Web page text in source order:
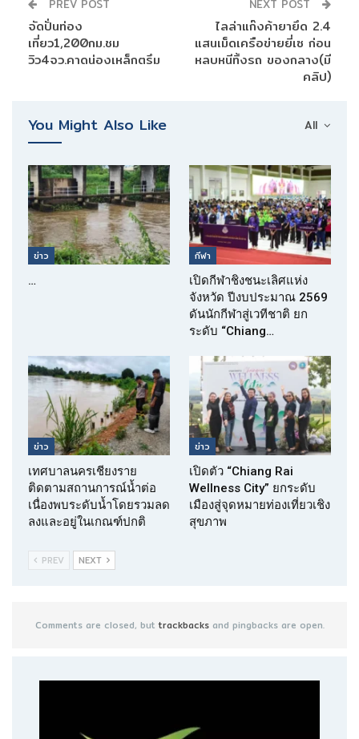
PREV POST
จัดปั่นท่อง
เที่ยว1,200กม.ชม
วิว4จว.คาดน่องเหล็กตรึม
NEXT POST
ไลล่าแก๊งค้ายายึด 2.4
แสนเม็ดเครือข่ายยี่เซ ก่อน
หลบหนีทิ้งรถ ของกลาง(มี
คลิป)
All
You Might Also Like
ข่าว
…
กีฬา
เปิดกีฬาชิงชนะเลิศแห่ง
จังหวัด ปีงบประมาณ 2569
ดันนักกีฬาสู่เวทีชาติ ยก
ระดับ “Chiang…
ข่าว
เทศบาลนครเชียงราย
ติดตามสถานการณ์น้ำต่อ
เนื่องพบระดับน้ำโดยรวมลด
ลงและอยู่ในเกณฑ์ปกติ
ข่าว
เปิดตัว “Chiang Rai
Wellness City” ยกระดับ
เมืองสู่จุดหมายท่องเที่ยวเชิง
สุขภาพ
PREV NEXT
Comments are closed, buttrackbacksand pingbacks are open.